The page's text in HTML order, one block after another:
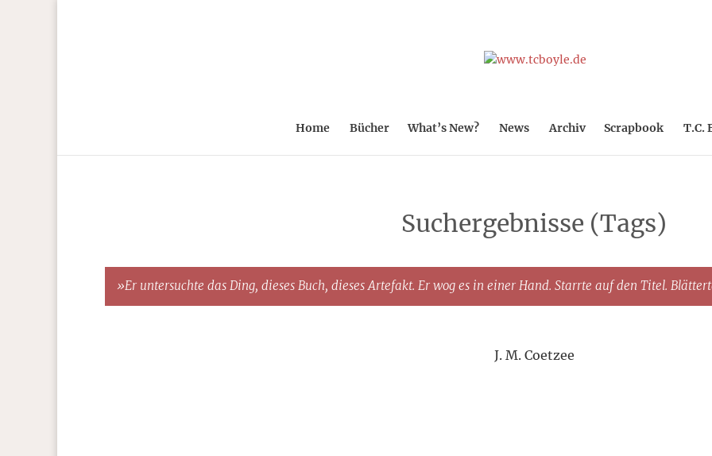
Home Bücher What’s New? News Archiv Scrapbook T.C.
Suchergebnisse (Tags)
»Er untersuchte das Ding, dieses Buch, dieses Artefakt. Er wog es in einer Hand. Starrte auf den Titel.
J. M. Coetzee